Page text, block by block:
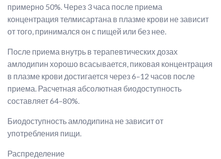
примерно 50%. Через 3 часа после приема
концентрация телмисартана в плазме крови не зависит
от того, принимался он с пищей или без нее.
После приема внутрь в терапевтических дозах
амлодипин хорошо всасывается, пиковая концентрация
в плазме крови достигается через 6–12 часов после
приема. Расчетная абсолютная биодоступность
составляет 64–80%.
Биодоступность амлодипина не зависит от
употребления пищи.
Распределение